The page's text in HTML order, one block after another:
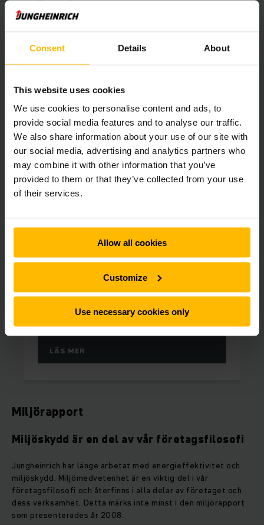
Consent Details About
This website uses cookies
We use cookies to personalise content and ads, to
provide social media features and to analyse our traffic.
We also share information about your use of our site with
our social media, advertising and analytics partners who
may combine it with other information that you’ve
provided to them or that they’ve collected from your use
of their services.
Allow all cookies
Customize
Use necessary cookies only
livscykel.
BEGAGNAT BLIR SOM NYTT
Miljöfördelar med begagnade
truckar
Att renovera våra begagnade truckar gör att vi
kan minska energiförbrukningen samtidigt som
säkerhetsnormerna.
LÄS MER
Miljörapport
Miljöskydd är en del av vår företagsfilosofi
Jungheinrich har länge arbetat med energieffektivitet och
miljöskydd. Miljömedvetenhet är en viktig del i vår
företagsfilosofi och återfinns i alla delar av företaget och
dess verksamhet. Detta märks inte minst i den miljörapport
som presenterades år 2008.